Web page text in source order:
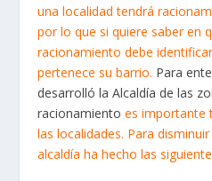
una localidad tendrá
por lo que si quiere saber en
racionamiento debe
pertenece su barrio. Para
desarrolló la Alcaldía de las
racionamiento es importante
las localidades. Para
alcaldía ha hecho las